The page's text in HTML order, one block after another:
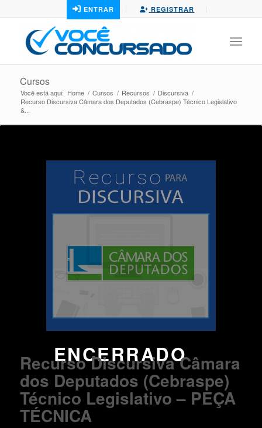
ENTRAR REGISTRAR
Cursos
Você está aqui: Home / Cursos / Recursos / Discursiva /
Recurso Discursiva Câmara dos Deputados (Cebraspe) Técnico Legislativo
&...
ENCERRADO
Recurso Discursiva Câmara
dos Deputados (Cebraspe)
Técnico Legislativo – PEÇA
TÉCNICA